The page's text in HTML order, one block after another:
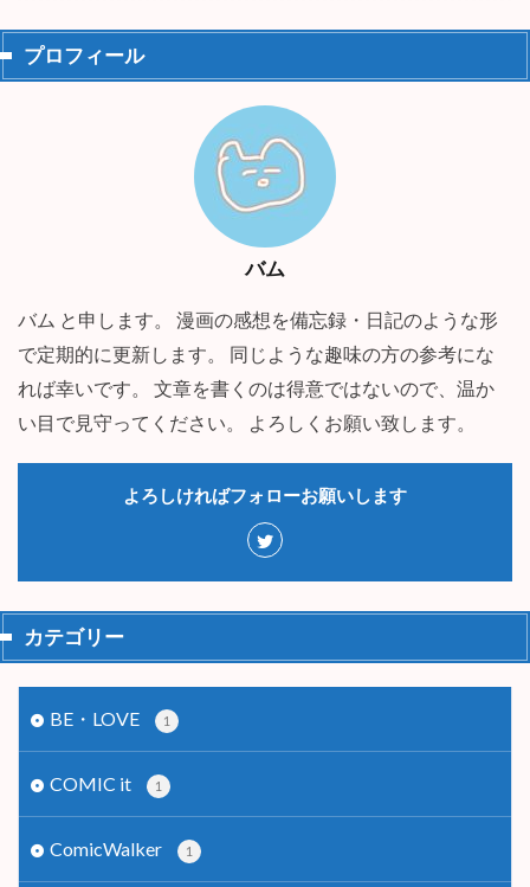
プロフィール
バム
バム と申します。 漫画の感想を備忘録・日記のような形
で定期的に更新します。 同じような趣味の方の参考にな
れば幸いです。 文章を書くのは得意ではないので、温か
い目で見守ってください。 よろしくお願い致します。
よろしければフォローお願いします
カテゴリー
BE・LOVE 1
COMIC it 1
ComicWalker 1